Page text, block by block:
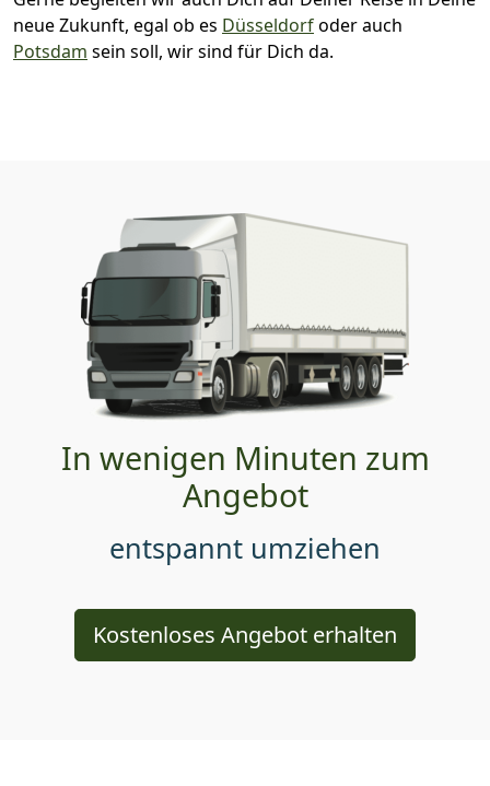
neue Zukunft, egal ob es Düsseldorfoder auch
Potsdam sein soll, wir sind für Dich da.
In wenigen Minuten zum
Angebot
entspannt umziehen
Kostenloses Angebot erhalten